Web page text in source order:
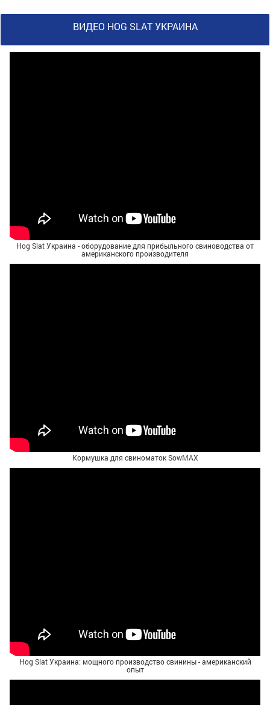
ВИДЕО HOG SLAT УКРАИНА
Hog Slat Украина - оборудование для прибыльного свиноводства от
американского производителя
Кормушка для свиноматок SowMAX
Hog Slat Украина: мощного производство свинины - американский
опыт